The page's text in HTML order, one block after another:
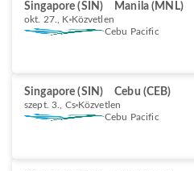
Singapore (SIN) Manila (MNL)
okt. 27., K Közvetlen
Cebu Pacific
Singapore (SIN) Cebu (CEB)
szept. 3., Cs Közvetlen
Cebu Pacific